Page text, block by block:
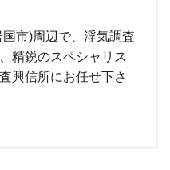
市)周辺で、浮気調査
精鋭のスペシャリス
興信所にお任せ下さ